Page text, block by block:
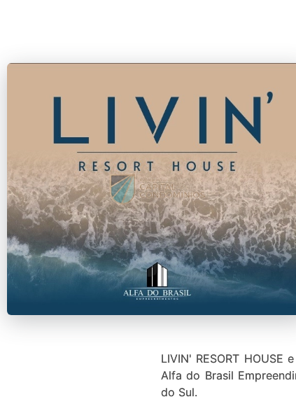
LIVIN' RESORT
Alfa do Brasil
do Sul.